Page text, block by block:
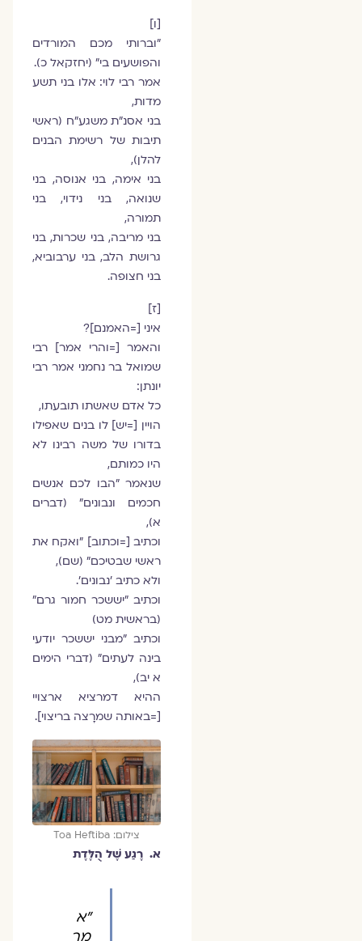
[ו]
"וברותי מכם המורדים
והפושעים בי" (יחזקאל כ).
אמר רבי לוי: אלו בני תשע
מדות,
בני אסנ"ת משגע"ח (ראשי
תיבות של רשימת הבנים
להלן),
בני אימה, בני אנוסה, בני
שנואה, בני נידוי, בני
תמורה,
בני מריבה, בני שכרות, בני
גרושת הלב, בני ערבוביא,
בני חצופה.
[ז]
איני [=האמנם]?
והאמר [=והרי אמר] רבי
שמואל בר נחמני אמר רבי
יונתן:
כל אדם שאשתו תובעתו,
הויין [=יש] לו בנים שאפילו
בדורו של משה רבינו לא
היו כמותם,
שנאמר "הבו לכם אנשים
חכמים ונבונים" (דברים
א),
וכתיב [=וכתוב] "ואקח את
ראשי שבטיכם" (שם),
ולא כתיב 'נבונים'.
וכתיב "יששכר חמור גרם"
(בראשית מט)
וכתיב "מבני יששכר יודעי
בינה לעתים" (דברי הימים
א יב),
ההיא דמרציא ארצויי
[=באותה שמרָצה בריצוי].
צילום: Toa Heftiba
א. רֶגַע שֶׁל הֻלֶּדֶת
"א
מר